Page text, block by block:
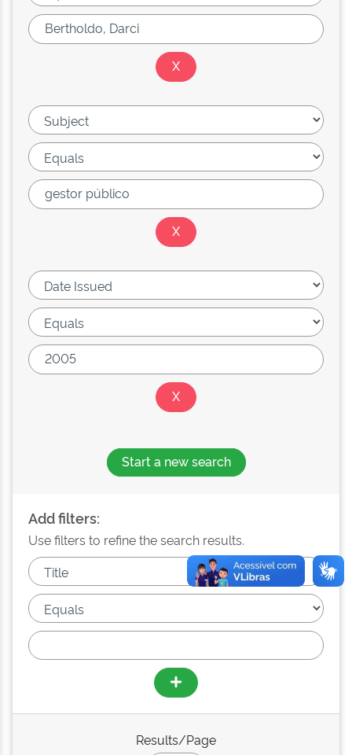
Start a new search
Add filters:
Use filters to refine the search results.
Results/Page